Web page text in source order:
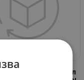
метален фитил